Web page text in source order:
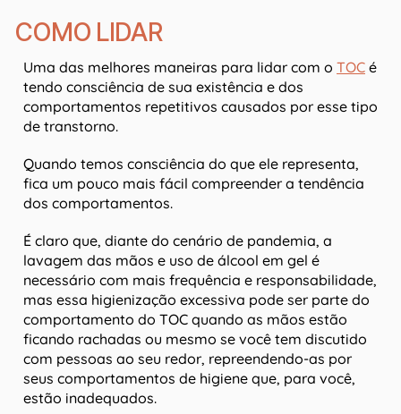
COMO LIDAR
Uma das melhores maneiras para lidar com o TOC é
tendo consciência de sua existência e dos
comportamentos repetitivos causados por esse tipo
de transtorno.
Quando temos consciência do que ele representa,
fica um pouco mais fácil compreender a tendência
dos comportamentos.
É claro que, diante do cenário de pandemia, a
lavagem das mãos e uso de álcool em gel é
necessário com mais frequência e responsabilidade,
mas essa higienização excessiva pode ser parte do
comportamento do TOC quando as mãos estão
ficando rachadas ou mesmo se você tem discutido
com pessoas ao seu redor, repreendendo-as por
seus comportamentos de higiene que, para você,
estão inadequados.